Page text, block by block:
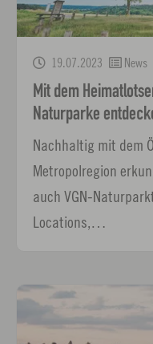
19.07.2023 News
Mit dem
Naturparke
Nachhaltig mit dem
Metropolregion
auch VGN-
Locations,…